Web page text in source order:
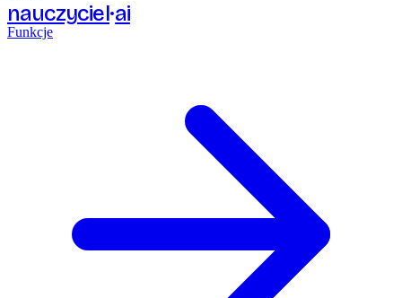
nauczyciel ai
Funkcje